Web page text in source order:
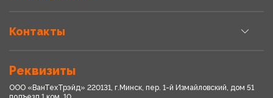
Контакты
Реквизиты
ООО «ВанТехТрэйд» 220131, г.Минск, пер. 1-й Измайловский, дом 51